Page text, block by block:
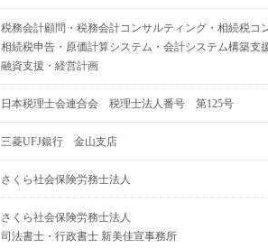
税務会計顧問・税務会計コンサルティング・相続税コ
相続税申告・原価計算システム・会計システム構築支
融資支援・経営計画
日本税理士会連合会 税理士法人番号 第125号
三菱UFJ銀行 金山支店
さくら社会保険労務士法人
さくら社会保険労務士法人
司法書士・行政書士 新美佳宣事務所